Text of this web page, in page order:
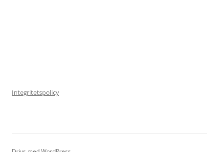
Integritetspolicy